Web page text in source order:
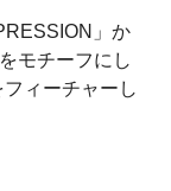
」か
モチーフにし
ィーチャーし